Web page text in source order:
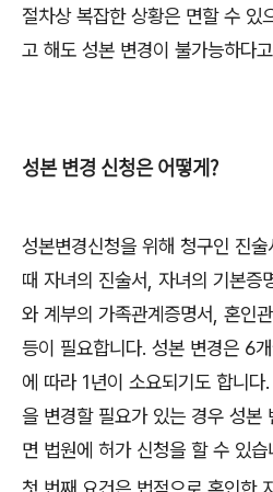
절차상 복잡한 상황은 면할 수 있
고 해도 성본 변경이 불가능하다
성본 변경 신청은 어떻게?
성본변경신청을 위해 청구인 진술
때 자녀의 진술서 자녀의 기본증
와 계부의 가족관계증명서 혼인
등이 필요합니다. 성본 변경은 6
에 따라 1년이 소요되기도 합니다.
을 변경할 필요가 있는 경우 성본
면 법원에 허가 신청을 할 수 있습